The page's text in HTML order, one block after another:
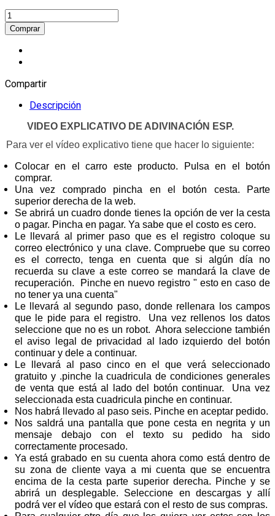
Compartir
Descripción
VIDEO EXPLICATIVO DE ADIVINACIÓN ESP.
Para ver el vídeo explicativo tiene que hacer lo siguiente:
Colocar en el carro este producto. Pulsa en el botón
comprar.
Una vez comprado pincha en el botón cesta. Parte
superior derecha de la web.
Se abrirá un cuadro donde tienes la opción de ver la cesta
o pagar. Pincha en pagar. Ya sabe que el costo es cero.
Le llevará al primer paso que es el registro coloque su
correo electrónico y una clave. Compruebe que su correo
es el correcto, tenga en cuenta que si algún día no
recuerda su clave a este correo se mandará la clave de
recuperación. Pinche en nuevo registro " esto en caso de
no tener ya una cuenta"
Le llevará al segundo paso, donde rellenara los campos
que le pide para el registro. Una vez rellenos los datos
seleccione que no es un robot. Ahora seleccione también
el aviso legal de privacidad al lado izquierdo del botón
continuar y dele a continuar.
Le llevará al paso cinco en el que verá seleccionado
gratuito y .pinche la cuadricula de condiciones generales
de venta que está al lado del botón continuar. Una vez
seleccionada esta cuadricula pinche en continuar.
Nos habrá llevado al paso seis. Pinche en aceptar pedido.
Nos saldrá una pantalla que pone cesta en negrita y un
mensaje debajo con el texto su pedido ha sido
correctamente procesado.
Ya está grabado en su cuenta ahora como está dentro de
su zona de cliente vaya a mi cuenta que se encuentra
encima de la cesta parte superior derecha. Pinche y se
abrirá un desplegable. Seleccione en descargas y allí
podrá ver el vídeo que estará con el resto de sus compras.